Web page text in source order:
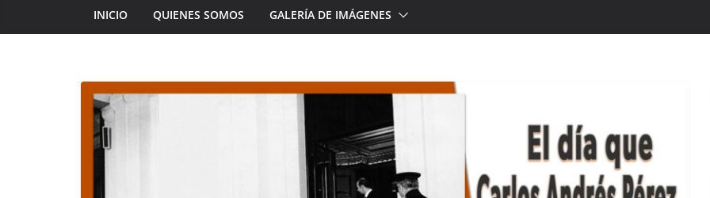
INICIO QUIENES SOMOS GALERÍA DE IMÁGENES